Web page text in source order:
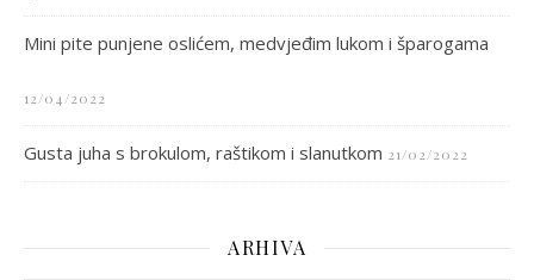
Mini pite punjene oslićem, medvjeđim lukom i šparogama
12/04/2022
Gusta juha s brokulom, raštikom i slanutkom 21/02/2022
ARHIVA